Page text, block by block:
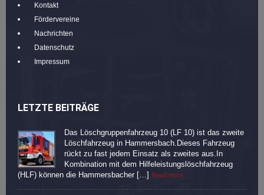
Kontakt
Fördervereine
Nachrichten
Datenschutz
Impressum
LETZTE BEITRÄGE
Das Löschgruppenfahrzeug 10 (LF 10) ist das zweite
Löschfahrzeug in Hammersbach.Dieses Fahrzeug
rückt zu fast jedem Einsatz als zweites aus.In
Kombination mit dem Hilfeleistungslöschfahrzeug
(HLF) können die Hammersbacher […] Read more